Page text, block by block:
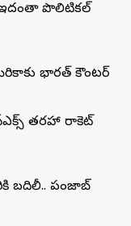
ఇదంతా పొలిటికల్
భారత్‌ కౌంటర్
తరహా రాకెట్‌
బదిలీ.. పంజాబ్